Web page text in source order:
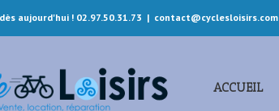
aujourd'hui ! 02.97.50.31.73 | contact@cyclesloisirs.com
ACCUEIL